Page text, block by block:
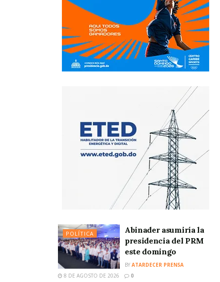
POLÍTICA
Abinader asumiría la
presidencia del PRM
este domingo
BY ATARDECER PRENSA
8 DE AGOSTO DE 2026
0